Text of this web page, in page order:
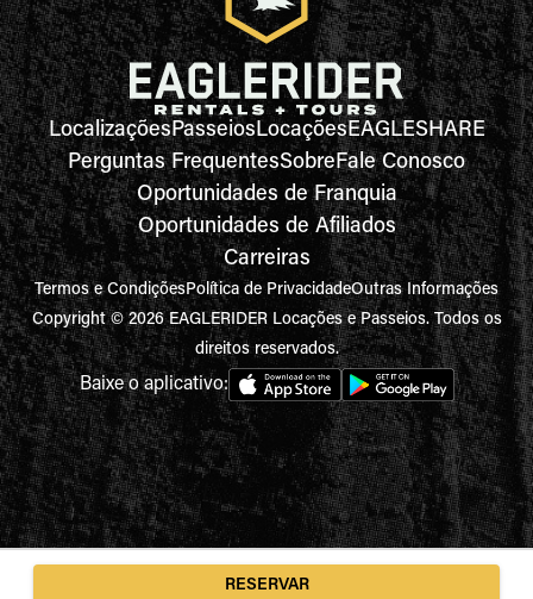
RESERVAR
LocalizaçõesPasseiosLocaçõesEAGLESHARE
Perguntas FrequentesSobreFale Conosco
Oportunidades de Franquia
Oportunidades de Afiliados
Carreiras
Termos e CondiçõesPolítica de PrivacidadeOutras Informações
Copyright © 2026 EAGLERIDER Locações e Passeios. Todos os
direitos reservados.
Baixe o aplicativo: